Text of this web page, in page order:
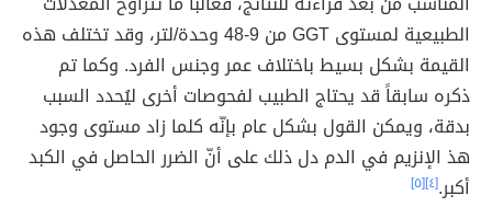
الطبيعية لمستوى GGT من 9-48 وحدة/لتر، وقد تختلف هذه
القيمة بشكل بسيط باختلاف عمر وجنس الفرد. وكما تم
ذكره سابقاً قد يحتاج الطبيب لفحوصات أخرى ليُحدد السبب
بدقة، ويمكن القول بشكل عام بإنّه كلما زاد مستوى وجود
هذ الإنزيم في الدم دل ذلك على أنّ الضرر الحاصل في الكبد
أكبر.[٤] [٥]